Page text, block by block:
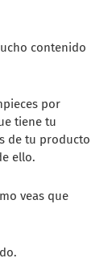
contenido
por
tiene tu
de tu producto
ello.
veas que